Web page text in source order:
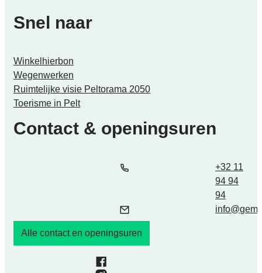
Snel naar
Winkelhierbon
Wegenwerken
Ruimtelijke visie Peltorama 2050
Toerisme in Pelt
Contact & openingsuren
+32 11
94 94
94
info@
Alle contact en openingsuren